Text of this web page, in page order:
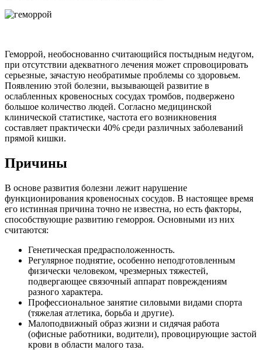
Геморрой, необоснованно считающийся постыдным недугом,
при отсутствии адекватного лечения может спровоцировать
серьезные, зачастую необратимые проблемы со здоровьем.
Появлению этой болезни, вызывающей развитие в
ослабленных кровеносных сосудах тромбов, подвержено
большое количество людей. Согласно медицинской
клинической статистике, частота его возникновения
составляет практически 40% среди различных заболеваний
прямой кишки.
Причины
В основе развития болезни лежит нарушение
функционирования кровеносных сосудов. В настоящее время
его истинная причина точно не известна, но есть факторы,
способствующие развитию геморроя. Основными из них
считаются:
Генетическая предрасположенность.
Регулярное поднятие, особенно неподготовленным
физически человеком, чрезмерных тяжестей,
подвергающее связочный аппарат повреждениям
разного характера.
Профессиональное занятие силовыми видами спорта
(тяжелая атлетика, борьба и другие).
Малоподвижный образ жизни и сидячая работа
(офисные работники, водители), провоцирующие застой
крови в области малого таза.